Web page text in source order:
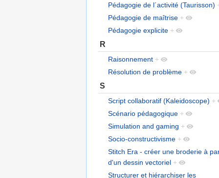
Pédagogie de l´activité (Taurisson)
Pédagogie de maîtrise +
Pédagogie explicite +
R
Raisonnement +
Résolution de problème +
S
Script collaboratif (Kaleidoscope) +
Scénario pédagogique +
Simulation and gaming +
Socio-constructivisme +
Stitch Era - créer une broderie à
d'un dessin vectoriel +
Structurer et hiérarchiser les